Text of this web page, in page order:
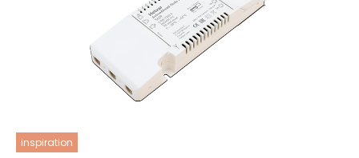
inspiration